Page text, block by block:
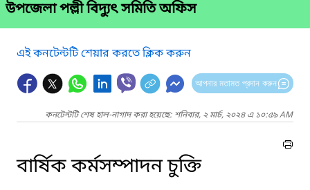
উপজেলা পল্লী বিদ্যুৎ সমিতি অফিস
এই কনটেন্টটি শেয়ার করতে ক্লিক করুন
আপনার মতামত প্রদান করুন
কনটেন্টটি শেষ হাল-নাগাদ করা হয়েছে: শনিবার, ২ মার্চ, ২০২৪ এ ১০:৫৯ AM
বার্ষিক কর্মসম্পাদন চুক্তি